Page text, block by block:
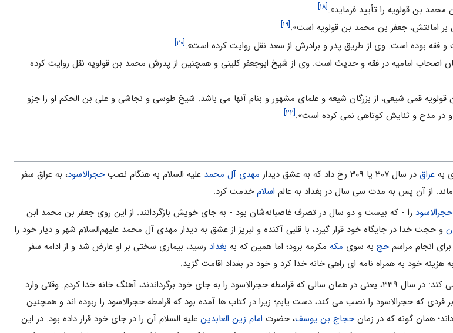
محمد بن قولویه را تأیید فرماید».[۱۸]
بر امانتش، جعفر بن محمد بن قولویه است».[۱۹]
و فقه بوده است. وى از طریق پدر و برادرش از سعد نقل روایت کرده است».[۲۰]
اصحاب امامیه در فقه و حدیث است. وى از شیخ ابوجعفر کلینى و همچنین از پدرش محمد بن قولویه نقل روایت کرده
قمى شیعى، از بزرگان شیعه و علماى مشهور و بنام آنها مى باشد. شیخ طوسى و نجاشى و على بن الحکم او را جزو
در مدح و ثنایش کوتاهى نمى کرده است».[۲۲]
به عراق در سال ۳۰۷ یا ۳۰۹ رخ داد که به عشق دیدار مهدى آل محمد علیه السلام به هنگام نصبحجرالاسود، به عراق سفر
ماند. از آن پس به مدت سى سال در بغداد به عالم اسلامخدمت کرد.
حجرالاسود را - که بیست و دو سال در تصرف غاصبانه‌شان بود - به جاى خویش بازگردانند. از این روى جعفر بن محمد ابن
و حجت خدا در جایگاه خود قرار گیرد، با قلبى آکنده و لبریز از عشق به دیدار مهدى آل محمد علیهم‌السلام شهر و دیار خود را
انجام مراسمحج به سوى مکه مکرمه برود؛ اما همین که به بغداد رسید، بیمارى سختى بر او عارض شد و از ادامه سفر
خود به همراه نامه اى راهى خانه خدا کرد و خود در بغداد اقامت گزید.
در شرح این ماجرا از زبان ابن قولویه چنین نقل مى کند: در سال ۳۳۹، یعنى در همان سالى که قرامطه حجرالاسود را به جاى خود برگرداندند، آهنگ خانه خدا کردم. وقتى وارد
که حجرالاسود را نصب مى کند، دست یابم؛ زیرا در کتاب ها آمده بود که قرامطه حجرالاسود را ربوده اند و همچنین
همان گونه که در زمانحجاج بن یوسف، حضرت امام زین العابدین علیه السلام آن را در جاى خود قرار داده بود. در این